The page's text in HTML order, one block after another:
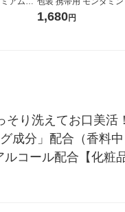
ーミント パウチパック
1,680円
り洗えてお口美活
成分」配合（香料
コール配合【化粧